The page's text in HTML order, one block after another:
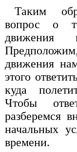
Таким
вопрос о
движения
движения
этого
куда
Чтобы
разберемся
начальных
времени.